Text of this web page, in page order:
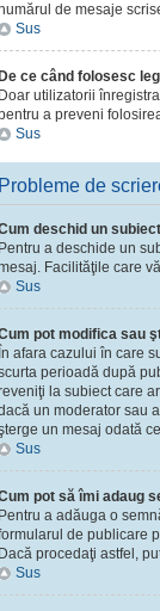
de mesaje
Sus
De ce când folosesc
Doar utilizatorii
a preveni
Sus
Probleme de
deschid un
Pentru a deschide un
Facilităţile care
Sus
pot modifica sau
În afara cazului în care
perioadă după
la subiect care
un moderator sau
un mesaj odată
Sus
pot să îmi adaug
Pentru a adăuga o
de publicare
Dacă procedaţi astfel,
Sus